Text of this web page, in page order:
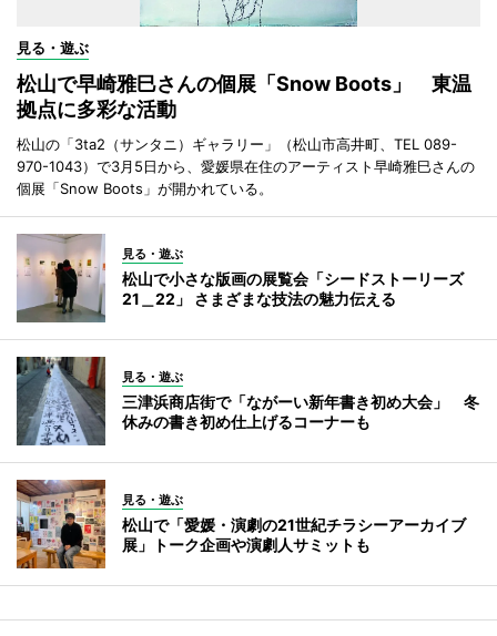
見る・遊ぶ
松山で早崎雅巳さんの個展「Snow Boots」 東温
拠点に多彩な活動
松山の「3ta2（サンタニ）ギャラリー」（松山市高井町、TEL 089-
970-1043）で3月5日から、愛媛県在住のアーティスト早崎雅巳さんの
個展「Snow Boots」が開かれている。
見る・遊ぶ
松山で小さな版画の展覧会「シードストーリーズ
21＿22」 さまざまな技法の魅力伝える
見る・遊ぶ
三津浜商店街で「ながーい新年書き初め大会」 冬
休みの書き初め仕上げるコーナーも
見る・遊ぶ
松山で「愛媛・演劇の21世紀チラシーアーカイブ
展」トーク企画や演劇人サミットも